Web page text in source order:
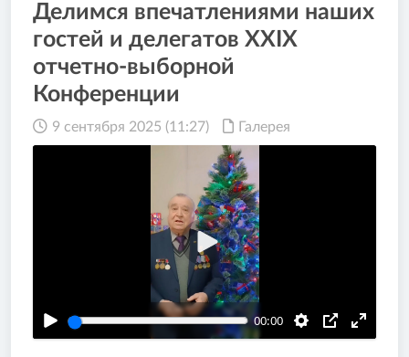
Делимся впечатлениями наших
гостей и делегатов XXIX
отчетно-выборной
Конференции
9 сентября 2025 (11:27) Галерея
00:00
Воспроизвести